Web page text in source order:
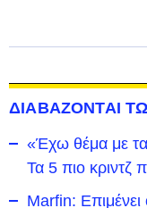
ΔΙΑΒΑΖΟΝΤΑΙ
«Έχω θέμα με τα
Τα 5 πιο κριντζ
Marfin: